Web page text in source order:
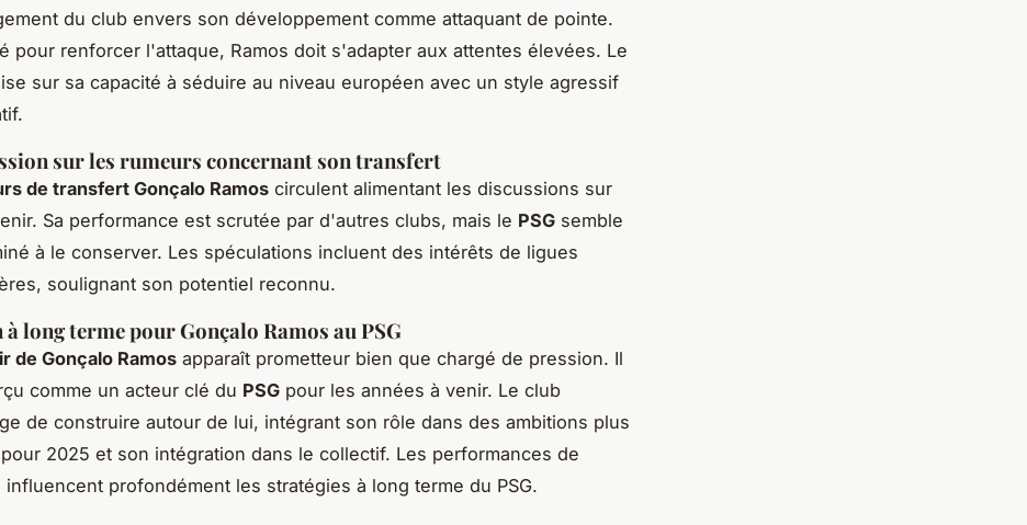
du club envers son développement comme attaquant de pointe.
pour renforcer l'attaque, Ramos doit s'adapter aux attentes élevées. Le
sur sa capacité à séduire au niveau européen avec un style agressif
sur les rumeurs concernant son transfert
de transfert Gonçalo Ramos circulent alimentant les discussions sur
Sa performance est scrutée par d'autres clubs, mais le PSG semble
à le conserver. Les spéculations incluent des intérêts de ligues
soulignant son potentiel reconnu.
long terme pour Gonçalo Ramos au PSG
de Gonçalo Ramos apparaît prometteur bien que chargé de pression. Il
comme un acteur clé du PSG pour les années à venir. Le club
de construire autour de lui, intégrant son rôle dans des ambitions plus
2025 et son intégration dans le collectif. Les performances de
influencent profondément les stratégies à long terme du PSG.